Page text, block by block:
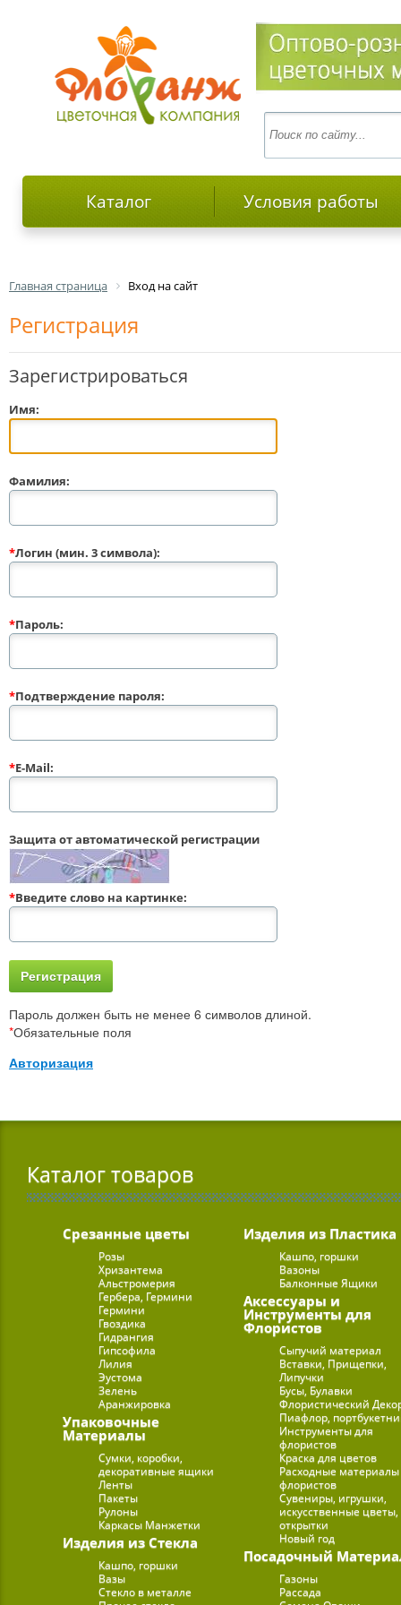
Каталог Условия работы
Главная страница Вход на сайт
Регистрация
Зарегистрироваться
Имя:
Фамилия:
*Логин (мин. 3 символа):
*Пароль:
*Подтверждение пароля:
*E-Mail:
Защита от автоматической регистрации
*Введите слово на картинке:
Пароль должен быть не менее 6 символов длиной.
*Обязательные поля
Авторизация
Каталог товаров
Срезанные цветы
Розы
Хризантема
Альстромерия
Гербера, Гермини
Гермини
Гвоздика
Гидрангия
Гипсофила
Лилия
Эустома
Зелень
Аранжировка
Упаковочные
Материалы
Сумки, коробки,
декоративные ящики
Ленты
Пакеты
Рулоны
Каркасы Манжетки
Изделия из Стекла
Кашпо, горшки
Вазы
Стекло в металле
Изделия из Пластика
Кашпо, горшки
Вазоны
Балконные Ящики
Аксессуары и
Инструменты для
Флористов
Сыпучий материал
Вставки, Прищепки,
Липучки
Бусы, Булавки
Флористический
Пиафлор,
Инструменты для
флористов
Краска для цветов
Расходные
флористов
Сувениры, игрушки,
искусственные цветы,
открытки
Новый год
Посадочный
Газоны
Рассада